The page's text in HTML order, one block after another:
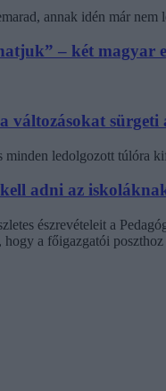
annak idén már nem
– két
sürgeti
ledolgozott túlóra
kell adni az
észrevételeit a
a főigazgatói